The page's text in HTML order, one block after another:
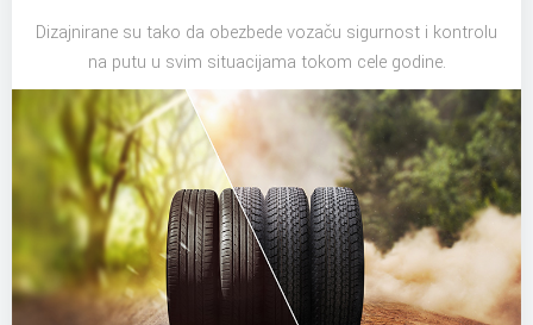
Dizajnirane su tako da obezbede vozaču sigurnost i kontrolu
na putu u svim situacijama tokom cele godine.